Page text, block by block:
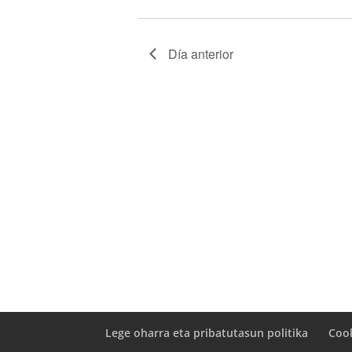
Día anterior
Lege oharra eta pribatutasun politika